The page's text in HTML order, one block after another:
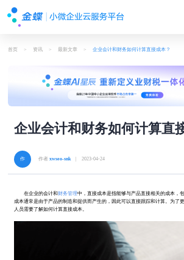
首页 > 资讯 > 最新文章 > 企业会计和财务如何计算直接成本？
企业会计和财务如何计算直
作者xwseo-snk| 2023-04-24
在企业的会计和财务管理中，直接成本是指能够与产品直接相关的成本，
成本通常是由于产品的制造和提供而产生的，因此可以直接跟踪和计算。为了
人员需要了解如何计算直接成本。